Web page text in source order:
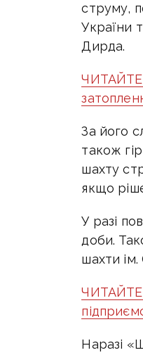
струму,
України
Дирда.
ЧИТАЙТЕ:
За його
також
шахту
якщо
У разі
доби.
шахти
ЧИТАЙТЕ:
Наразі